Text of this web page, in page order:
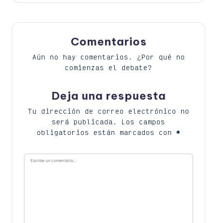
Comentarios
Aún no hay comentarios. ¿Por qué no
comienzas el debate?
Deja una respuesta
Tu dirección de correo electrónico no
será publicada.
Los campos
obligatorios están marcados con *